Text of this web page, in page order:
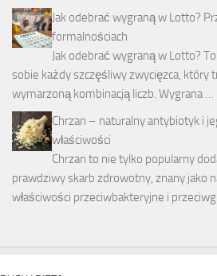
Jak odebrać wygraną w Lotto?
formalnościach
Jak odebrać wygraną w Lotto?
sobie każdy szczęśliwy zwycięzca, który
wymarzoną kombinacją liczb. Wygrana …
Chrzan – naturalny antybiotyk i
właściwości
Chrzan to nie tylko popularny
prawdziwy skarb zdrowotny, znany jako
właściwości przeciwbakteryjne i